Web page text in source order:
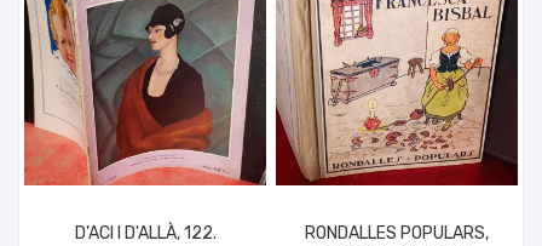
D'ACI I D'ALLÀ, 122.
RONDALLES POPULARS,